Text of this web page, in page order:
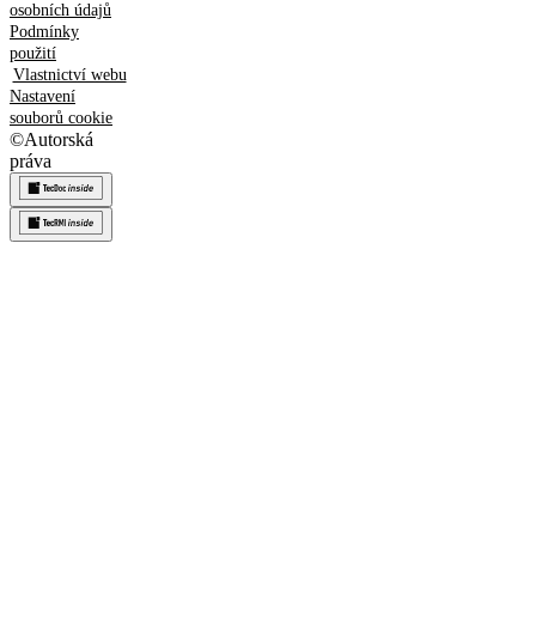
osobních údajů
Podmínky
použití
Vlastnictví webu
Nastavení
souborů cookie
©Autorská
práva